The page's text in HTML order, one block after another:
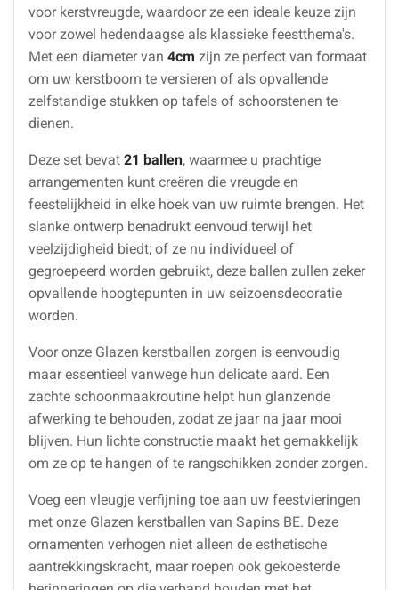
voor kerstvreugde, waardoor ze een ideale keuze zijn
voor zowel hedendaagse als klassieke feestthema's.
Met een diameter van 4cm zijn ze perfect van formaat
om uw kerstboom te versieren of als opvallende
zelfstandige stukken op tafels of schoorstenen te
dienen.
Deze set bevat 21 ballen, waarmee u prachtige
arrangementen kunt creëren die vreugde en
feestelijkheid in elke hoek van uw ruimte brengen. Het
slanke ontwerp benadrukt eenvoud terwijl het
veelzijdigheid biedt; of ze nu individueel of
gegroepeerd worden gebruikt, deze ballen zullen zeker
opvallende hoogtepunten in uw seizoensdecoratie
worden.
Voor onze Glazen kerstballen zorgen is eenvoudig
maar essentieel vanwege hun delicate aard. Een
zachte schoonmaakroutine helpt hun glanzende
afwerking te behouden, zodat ze jaar na jaar mooi
blijven. Hun lichte constructie maakt het gemakkelijk
om ze op te hangen of te rangschikken zonder zorgen.
Voeg een vleugje verfijning toe aan uw feestvieringen
met onze Glazen kerstballen van Sapins BE. Deze
ornamenten verhogen niet alleen de esthetische
aantrekkingskracht, maar roepen ook gekoesterde